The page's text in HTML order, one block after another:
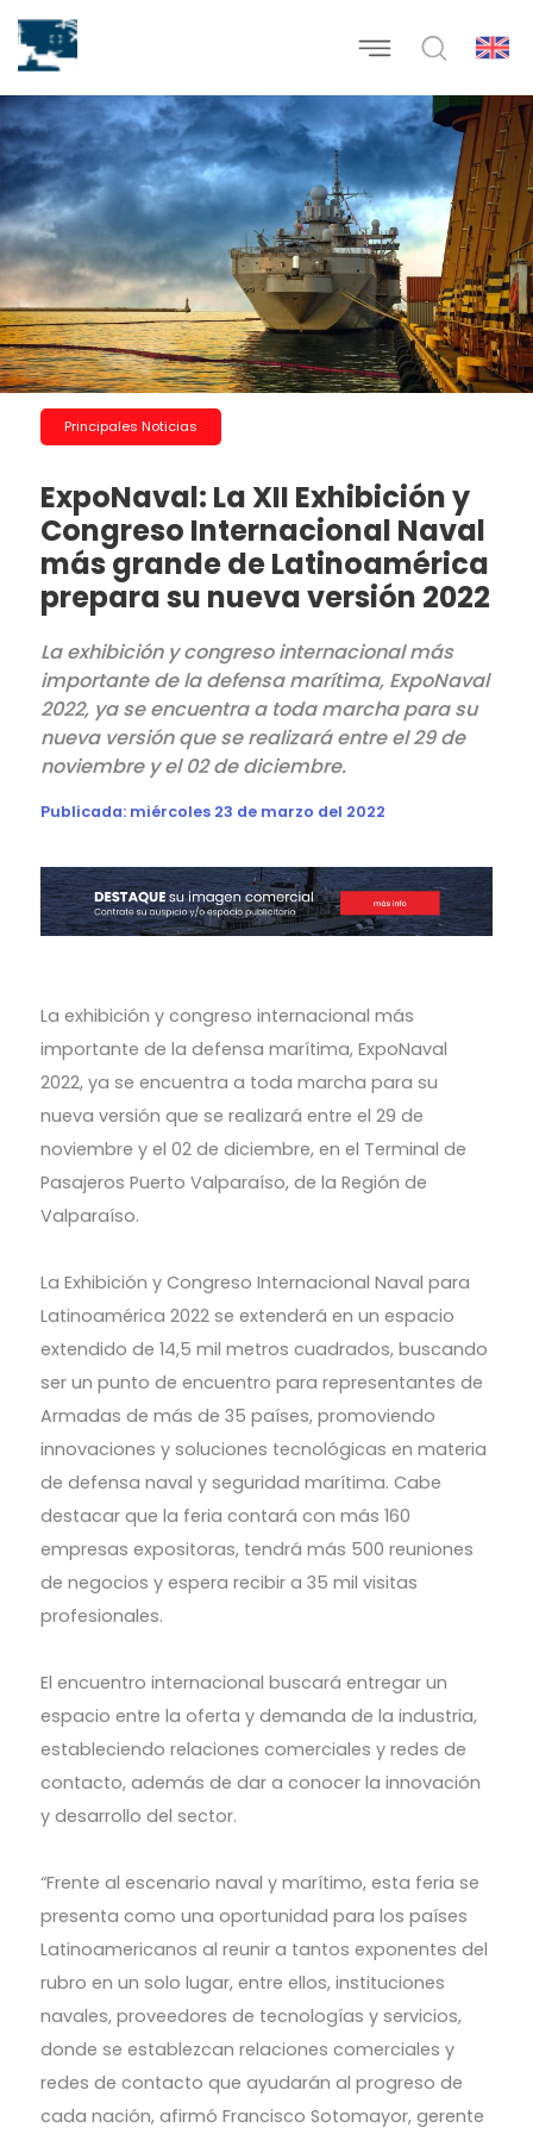
Principales Noticias
ExpoNaval: La XII Exhibición y
Congreso Internacional Naval
más grande de Latinoamérica
prepara su nueva versión 2022
La exhibición y congreso internacional más
importante de la defensa marítima, ExpoNaval
2022, ya se encuentra a toda marcha para su
nueva versión que se realizará entre el 29 de
noviembre y el 02 de diciembre.
Publicada: miércoles 23 de marzo del 2022
La exhibición y congreso internacional más
importante de la defensa marítima, ExpoNaval
2022, ya se encuentra a toda marcha para su
nueva versión que se realizará entre el 29 de
noviembre y el 02 de diciembre, en el Terminal de
Pasajeros Puerto Valparaíso, de la Región de
Valparaíso.
La Exhibición y Congreso Internacional Naval para
Latinoamérica 2022 se extenderá en un espacio
extendido de 14,5 mil metros cuadrados, buscando
ser un punto de encuentro para representantes de
Armadas de más de 35 países, promoviendo
innovaciones y soluciones tecnológicas en materia
de defensa naval y seguridad marítima. Cabe
destacar que la feria contará con más 160
empresas expositoras, tendrá más 500 reuniones
de negocios y espera recibir a 35 mil visitas
profesionales.
El encuentro internacional buscará entregar un
espacio entre la oferta y demanda de la industria,
estableciendo relaciones comerciales y redes de
contacto, además de dar a conocer la innovación
y desarrollo del sector.
“Frente al escenario naval y marítimo, esta feria se
presenta como una oportunidad para los países
Latinoamericanos al reunir a tantos exponentes del
rubro en un solo lugar, entre ellos, instituciones
navales, proveedores de tecnologías y servicios,
donde se establezcan relaciones comerciales y
redes de contacto que ayudarán al progreso de
cada nación, afirmó Francisco Sotomayor, gerente